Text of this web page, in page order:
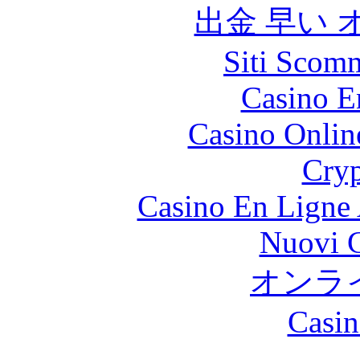
出金 早い
Siti
Casino
Casino
Casino En Ligne
Nuovi
オンラ